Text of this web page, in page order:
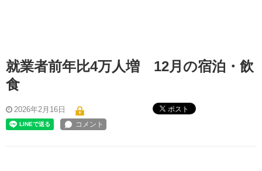
就業者前年比4万人増 12月の宿泊・飲
食
2026年2月16日 ポスト